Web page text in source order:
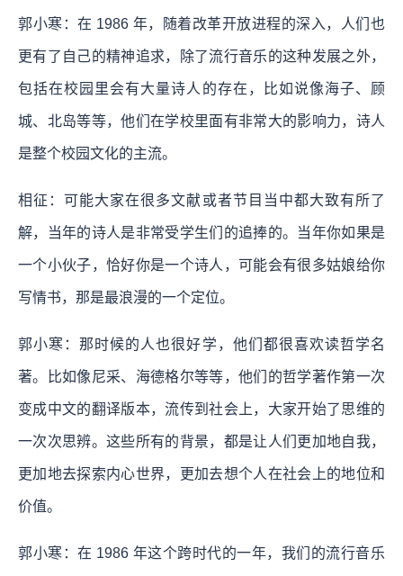
郭小寒：在 1986 年，随着改革开放进程的深入，人们也
更有了自己的精神追求，除了流行音乐的这种发展之外，
包括在校园里会有大量诗人的存在，比如说像海子、顾
城、北岛等等，他们在学校里面有非常大的影响力，诗人
是整个校园文化的主流。
相征：可能大家在很多文献或者节目当中都大致有所了
解，当年的诗人是非常受学生们的追捧的。当年你如果是
一个小伙子，恰好你是一个诗人，可能会有很多姑娘给你
写情书，那是最浪漫的一个定位。
郭小寒：那时候的人也很好学，他们都很喜欢读哲学名
著。比如像尼采、海德格尔等等，他们的哲学著作第一次
变成中文的翻译版本，流传到社会上，大家开始了思维的
一次次思辨。这些所有的背景，都是让人们更加地自我，
更加地去探索内心世界，更加去想个人在社会上的地位和
价值。
郭小寒：在 1986 年这个跨时代的一年，我们的流行音乐